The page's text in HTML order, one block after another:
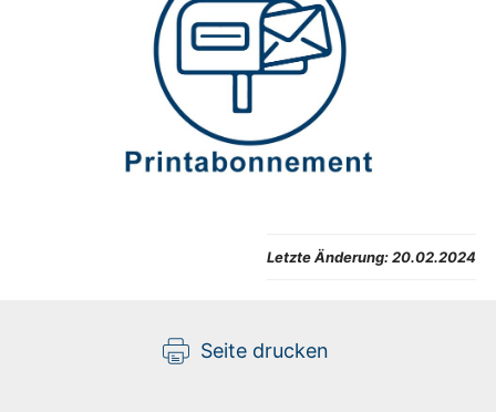
Letzte Änderung:20.02.2024
Seite drucken